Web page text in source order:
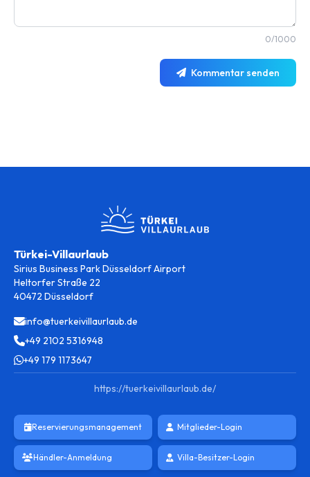
0/1000
Kommentar senden
Türkei-Villaurlaub
Sirius Business Park Düsseldorf Airport
Heltorfer Straße 22
40472 Düsseldorf
info@tuerkeivillaurlaub.de
+49 2102 5316948
+49 179 1173647
https://tuerkeivillaurlaub.de/
Reservierungsmanagement Mitglieder-Login
Händler-Anmeldung Villa-Besitzer-Login